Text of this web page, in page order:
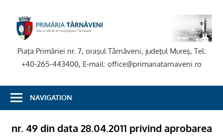
content
Piaţa Primăriei nr. 7, oraşul Târnăveni, judeţul Mureş, Tel:
+40-265-443400, E-mail: office@primariatarnaveni.ro
NAVIGATION
nr. 49 din data 28.04.2011 privind aprobarea